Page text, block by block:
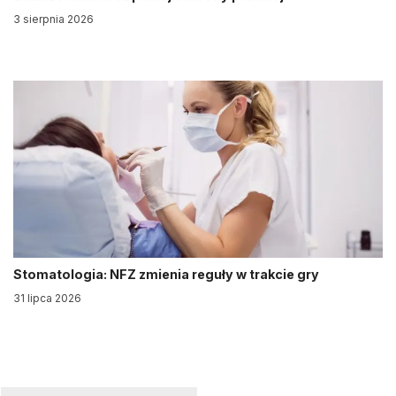
3 sierpnia 2026
Stomatologia: NFZ zmienia reguły w trakcie gry
31 lipca 2026